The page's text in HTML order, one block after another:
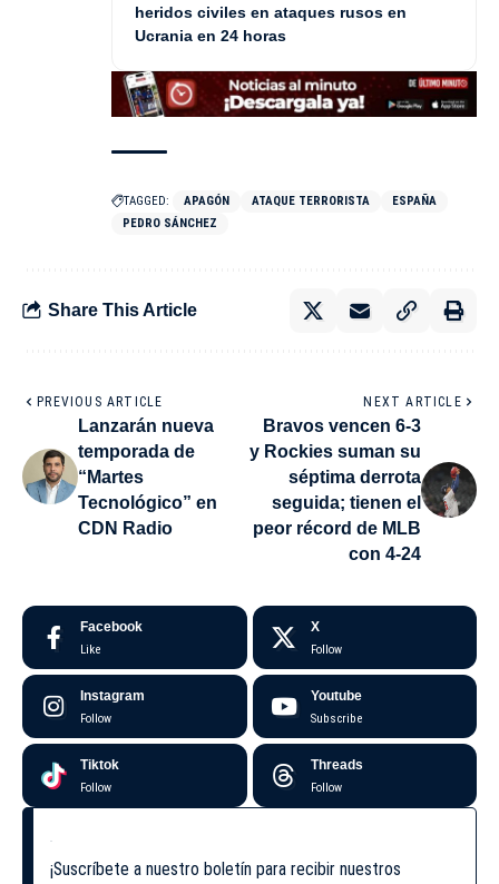
heridos civiles en ataques rusos en
Ucrania en 24 horas
TAGGED: APAGÓN ATAQUE TERRORISTA
ESPAÑA
PEDRO SÁNCHEZ
Share This Article
PREVIOUS ARTICLE
Lanzarán nueva
temporada de
“Martes
Tecnológico” en
CDN Radio
NEXT ARTICLE
Bravos vencen 6-3
y Rockies suman su
séptima derrota
seguida; tienen el
peor récord de MLB
con 4-24
Facebook
Like
X
Follow
Instagram
Follow
Youtube
Subscribe
Tiktok
Follow
Threads
Follow
¡Suscríbete a nuestro boletín para recibir nuestros